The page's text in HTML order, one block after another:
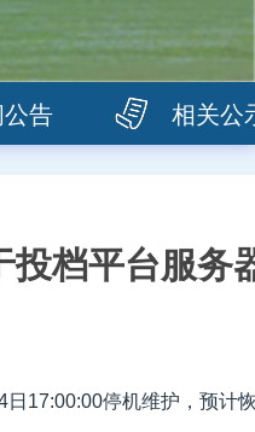
告 相关公
投档平台服务
17:00:00停机维护，预计